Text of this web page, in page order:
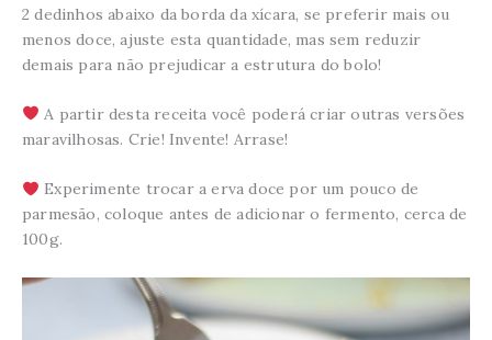
2 dedinhos abaixo da borda da xícara, se preferir mais ou
menos doce, ajuste esta quantidade, mas sem reduzir
demais para não prejudicar a estrutura do bolo!
A partir desta receita você poderá criar outras versões
maravilhosas. Crie! Invente! Arrase!
Experimente trocar a erva doce por um pouco de
parmesão, coloque antes de adicionar o fermento, cerca de
100g.